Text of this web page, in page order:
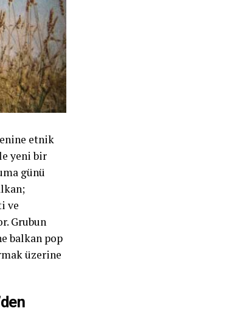
etnik
yeni bir
günü
ve
Grubun
balkan pop
üzerine